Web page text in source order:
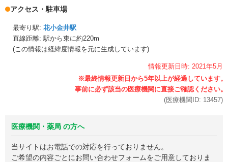
アクセス・駐車場
最寄り駅: 花小金井駅
直線距離: 駅から東に約220m
(この情報は経緯度情報を元に生成しています)
情報更新日時: 2021年5月
(医療機関ID: 13457)
医療機関・薬局 の方へ
当サイトはお電話での対応を行っておりません。
ご希望の内容ごとにお問い合わせフォームをご用意しておりま